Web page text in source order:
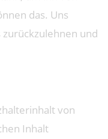
das. Uns
und
von
Inhalt